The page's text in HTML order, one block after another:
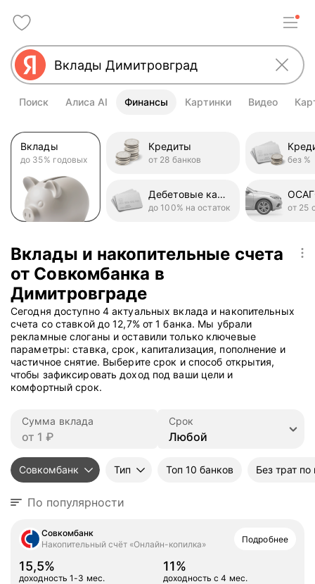
Поиск Алиса AI Финансы Картинки Видео
Вклады
до 35% годовых
Кредиты
от 28 банков
Дебетовые карты
до 100% на остаток
без %
от 25
Вклады и накопительные счета
от Совкомбанка в
Димитровграде
Сегодня доступно 4 актуальных вклада и накопительных
счета со ставкой до 12,7% от 1 банка. Мы убрали
рекламные слоганы и оставили только ключевые
параметры: ставка, срок, капитализация, пополнение и
частичное снятие. Выберите срок и способ открытия,
чтобы зафиксировать доход под ваши цели и
комфортный срок.
Сумма вклада Срок
Совкомбанк Тип Топ 10 банков Без трат по
По популярности
Совкомбанк
Накопительный счёт «Онлайн-копилка»
Подробнее
15,5%
доходность 1-3 мес.
11%
доходность с 4 мес.